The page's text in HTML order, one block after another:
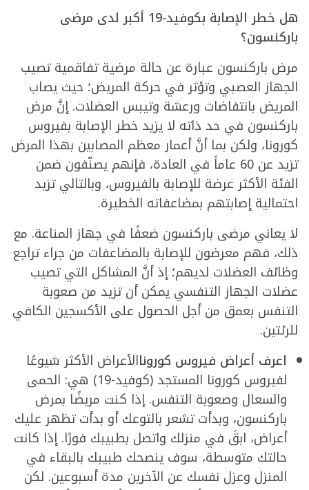
هل خطر الإصابة بكوفيد-19 أكبر لدى مرضى
باركنسون؟
مرض باركنسون عبارة عن حالة مرضية تفاقمية تصيب
الجهاز العصبي وتؤثر في حركة المريض؛ حيث يصاب
المريض بانتفاضات ورعشة وتيبس العضلات. إنَّ مرض
باركنسون في حد ذاته لا يزيد خطر الإصابة بفيروس
كورونا، ولكن بما أنَّ أعمار معظم المصابين بهذا المرض
تزيد عن 60 عاماً في العادة، فإنهم يصنّفون ضمن
الفئة الأكثر عرضة للإصابة بالفيروس، وبالتالي تزيد
احتمالية إصابتهم بمضاعفاته الخطيرة.
لا يعاني مرضى باركنسون ضعفًا في جهاز المناعة. مع
ذلك، فهم معرضون للإصابة بالمضاعفات من جراء تراجع
وظائف العضلات لديهم؛ إذ أنَّ المشاكل التي تصيب
عضلات الجهاز التنفسي يمكن أن تزيد من صعوبة
التنفس بعمق من أجل الحصول على الأكسجين الكافي
للرئتين.
اعرف أعراض فيروس كوروناالأعراض الأكثر شيوعًا
لفيروس كورونا المستجد (كوفيد-19) هي: الحمى
والسعال وصعوبة التنفس. إذا كنت مريضًا بمرض
باركنسون، وبدأت تشعر بالتوعك أو بدأت تظهر عليك
أعراض، ابقَ في منزلك واتصل بطبيبك فورًا. إذا كانت
حالتك متوسطة، سوف ينصحك طبيبك بالبقاء في
المنزل وعزل نفسك عن الآخرين مدة أسبوعين. لكن